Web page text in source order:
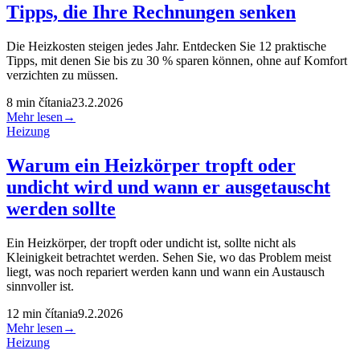
Tipps, die Ihre Rechnungen senken
Die Heizkosten steigen jedes Jahr. Entdecken Sie 12 praktische
Tipps, mit denen Sie bis zu 30 % sparen können, ohne auf Komfort
verzichten zu müssen.
8 min čítania23.2.2026
Mehr lesen →
Heizung
Warum ein Heizkörper tropft oder
undicht wird und wann er ausgetauscht
werden sollte
Ein Heizkörper, der tropft oder undicht ist, sollte nicht als
Kleinigkeit betrachtet werden. Sehen Sie, wo das Problem meist
liegt, was noch repariert werden kann und wann ein Austausch
sinnvoller ist.
12 min čítania9.2.2026
Mehr lesen →
Heizung